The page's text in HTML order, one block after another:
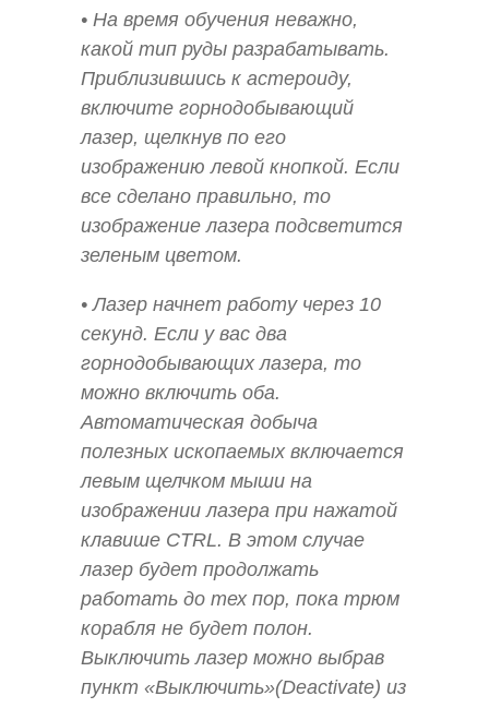
• На время обучения неважно,
какой тип руды разрабатывать.
Приблизившись к астероиду,
включите горнодобывающий
лазер, щелкнув по его
изображению левой кнопкой. Если
все сделано правильно, то
изображение лазера подсветится
зеленым цветом.
• Лазер начнет работу через 10
секунд. Если у вас два
горнодобывающих лазера, то
можно включить оба.
Автоматическая добыча
полезных ископаемых включается
левым щелчком мыши на
изображении лазера при нажатой
клавише CTRL. В этом случае
лазер будет продолжать
работать до тех пор, пока трюм
корабля не будет полон.
Выключить лазер можно выбрав
пункт «Выключить»(Deactivate) из